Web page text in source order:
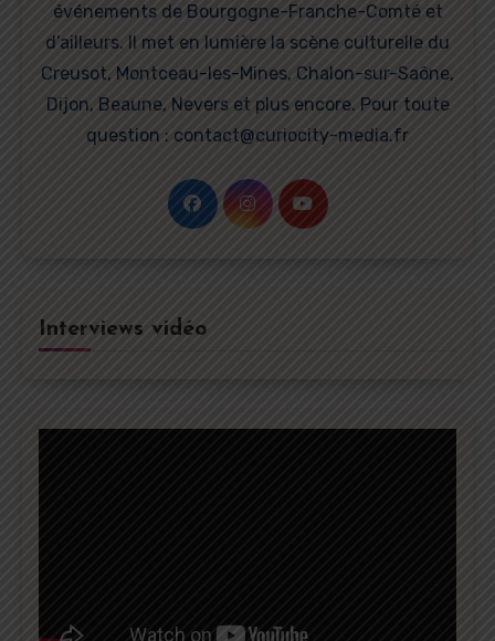
événements de Bourgogne-Franche-Comté et
d’ailleurs. Il met en lumière la scène culturelle du
Creusot, Montceau-les-Mines, Chalon-sur-Saône,
Dijon, Beaune, Nevers et plus encore. Pour toute
question : contact@curiocity-media.fr
Interviews vidéo